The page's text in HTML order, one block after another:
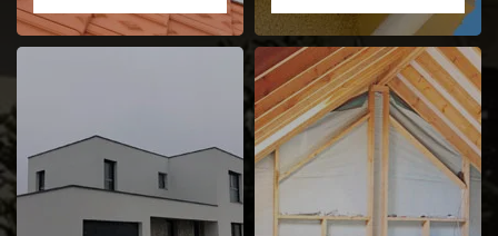
Pose et
changement de
fenêtre de toit et
Nettoyage et pose